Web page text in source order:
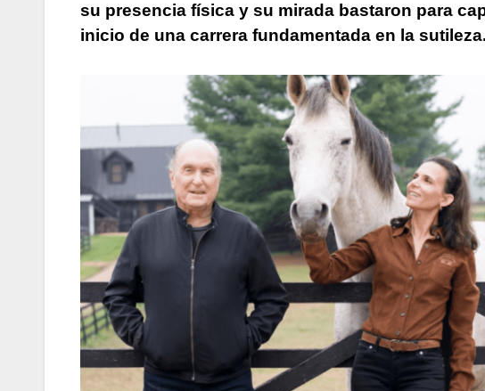
su presencia física y su mirada bastaron para
inicio de una carrera fundamentada en la sutileza.